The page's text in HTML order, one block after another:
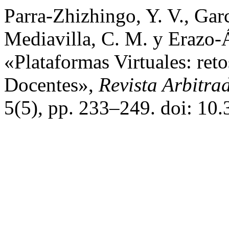
Parra-Zhizhingo, Y. V.,
Mediavilla, C. M. y Erazo-
«Plataformas Virtuales:
Docentes», Revista
5(5), pp. 233–249. doi: